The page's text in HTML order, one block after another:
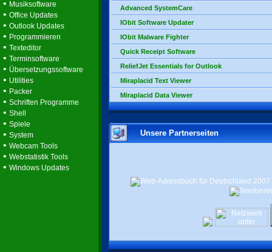
• Musiksoftware
• Office Updates
• Outlook Updates
• Programmieren
• Texteditor
• Terminsoftware
• Übersetzungssoftware
• Utilities
• Packer
• Schriften Programme
• Shell
• Spiele
• System
• Webcam Tools
• Webstatistik Tools
• Windows Updates
Advanced SystemCare
IObit Software Updater
IObit Malware Fighter
Quick Receipt Software
ReliefJet Essentials for Outlook
Miraplacid Text Viewer
Miraplacid Data Viewer
Unsere Partnerseiten